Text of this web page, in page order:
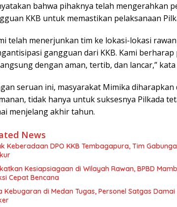
bahwa pihaknya telah mengerahkan
KKB untuk memastikan pelaksanaan
telah menerjunkan tim ke lokasi-lokasi
gangguan dari KKB. Kami
dengan aman, tertib, dan lancar,” kata
seruan ini, masyarakat Mimika
tidak hanya untuk suksesnya Pilkada
menjelang akhir tahun.
News
Keberadaan DPO KKB Tembagapura, Tim
Kesiapsiagaan di Wilayah Rawan, BPBD
Cepat Bencana
Kebugaran di Medan Tugas, Personel Satgas